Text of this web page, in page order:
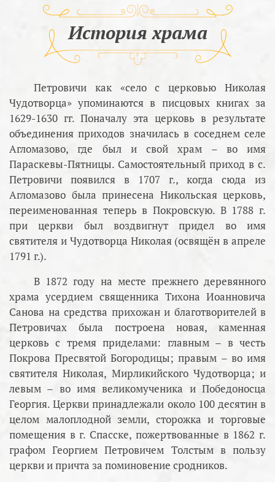
История храма
Петровичи как «село с церковью Николая
Чудотворца» упоминаются в писцовых книгах за
1629-1630 гг. Поначалу эта церковь в результате
объединения приходов значилась в соседнем селе
Агломазово, где был и свой храм – во имя
Параскевы-Пятницы. Самостоятельный приход в с.
Петровичи появился в 1707 г., когда сюда из
Агломазово была принесена Никольская церковь,
переименованная теперь в Покровскую. В 1788 г.
при церкви был воздвигнут придел во имя
святителя и Чудотворца Николая (освящён в апреле
1791 г.).
В 1872 году на месте прежнего деревянного
храма усердием священника Тихона Иоанновича
Санова на средства прихожан и благотворителей в
Петровичах была построена новая, каменная
церковь с тремя приделами: главным – в честь
Покрова Пресвятой Богородицы; правым – во имя
святителя Николая, Мирликийского Чудотворца; и
левым – во имя великомученика и Победоносца
Георгия. Церкви принадлежали около 100 десятин в
целом малоплодной земли, сторожка и торговые
помещения в г. Спасске, пожертвованные в 1862 г.
графом Георгием Петровичем Толстым в пользу
церкви и причта за поминовение сродников.